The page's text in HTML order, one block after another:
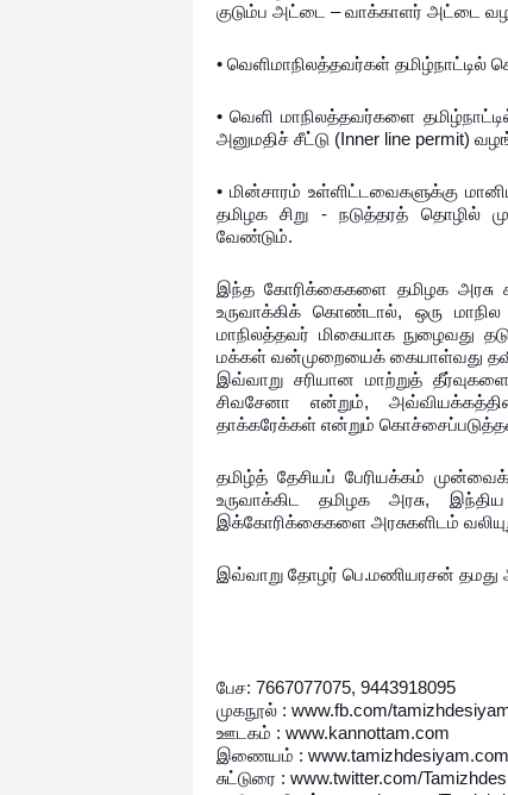
குடும்ப அட்டை – வாக்காளர் அட்டை
• வெளிமாநிலத்தவர்கள்
• வெளி மாநிலத்தவர்களை
அனுமதிச் சீட்டு (Inner line permit)
• மின்சாரம் உள்ளிட்டவைகளுக்கு
தமிழக சிறு - நடுத்தரத் தொழில்
வேண்டும்.
இந்த கோரிக்கைகளை தமிழக
உருவாக்கிக் கொண்டால், ஒரு
மாநிலத்தவர் மிகையாக நுழைவது
மக்கள் வன்முறையைக் கையாள்வது
இவ்வாறு சரியான மாற்றுத்
சிவசேனா என்றும்,
தாக்கரேக்கள் என்றும்
தமிழ்த் தேசியப் பேரியக்கம்
உருவாக்கிட தமிழக அரசு,
இக்கோரிக்கைகளை அரசுகளிடம்
இவ்வாறு தோழர் பெ.மணியரசன் தமது
பேச: 7667077075, 9443918095
முகநூல் : www.fb.com/
ஊடகம் : www.kannottam.com
இணையம் : www.tamizhdesiyam.com
சுட்டுரை : www.twitter.com/